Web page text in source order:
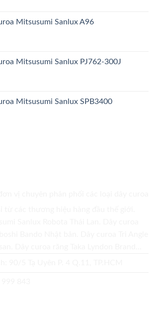
Mitsusumi Sanlux A96
Mitsusumi Sanlux PJ762-300J
Mitsusumi Sanlux SPB3400